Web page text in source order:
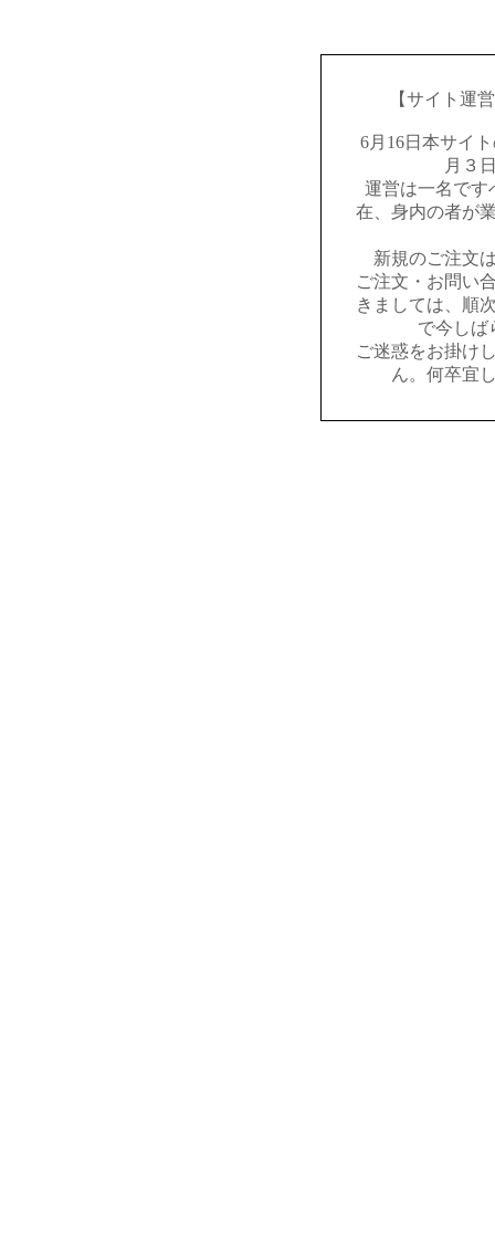
【サイト運
6月16日本サイ
月３
運営は一名です
在、身内の者が
新規のご注文
ご注文・お問い
きましては、順
で今しば
ご迷惑をお掛け
ん。何卒宜